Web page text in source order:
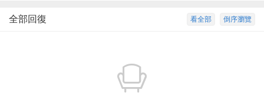
倒序瀏覽
看全部
全部回復